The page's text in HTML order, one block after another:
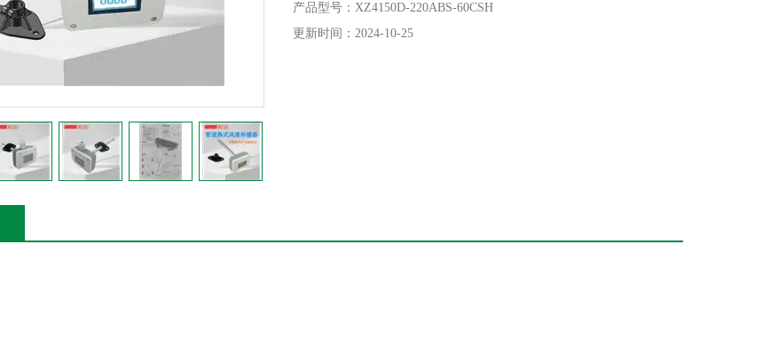
产品型号：XZ4150D-220ABS-60CSH
更新时间：2024-10-25